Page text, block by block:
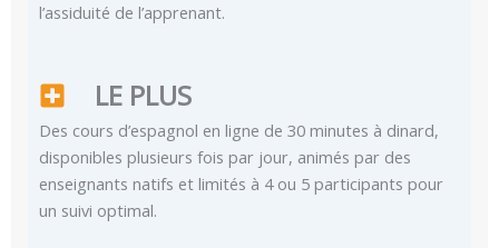
l’assiduité de l’apprenant.
LE PLUS
Des cours d’espagnol en ligne de 30 minutes à dinard,
disponibles plusieurs fois par jour, animés par des
enseignants natifs et limités à 4 ou 5 participants pour
un suivi optimal.